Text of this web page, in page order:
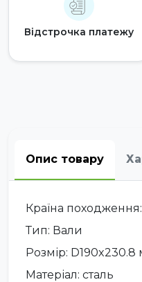
Відстрочка платежу
Опис товару
Країна
Тип: Вали
Розмір: D190x230.8
Матеріал: сталь